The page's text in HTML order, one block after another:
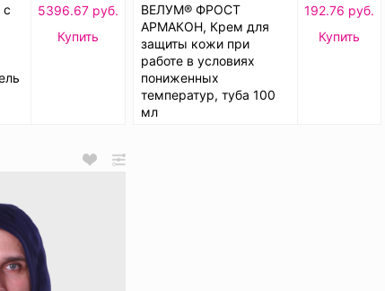
с
5396.67 руб.
Купить
ВЕЛУМ® ФРОСТ
АРМАКОН, Крем для
защиты кожи при
работе в условиях
пониженных
температур, туба 100
мл
192.76 руб.
Купить